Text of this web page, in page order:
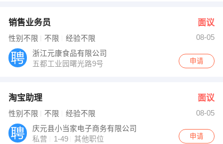
销售业务员 面议
性别不限 不限 经验不限
08-05
浙江元康食品有限公司
五都工业园曙光路9号
申请
淘宝助理 面议
性别不限 不限 经验不限
08-05
庆元县小当家电子商务有限公司
私营
1-49 其他职位 申请